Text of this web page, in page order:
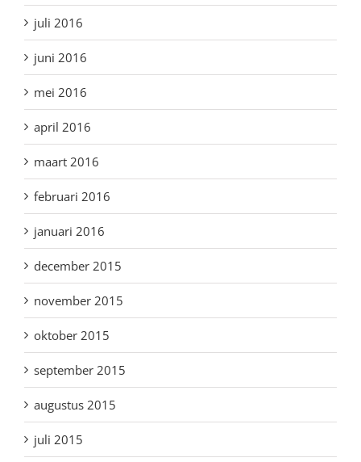
juli 2016
juni 2016
mei 2016
april 2016
maart 2016
februari 2016
januari 2016
december 2015
november 2015
oktober 2015
september 2015
augustus 2015
juli 2015